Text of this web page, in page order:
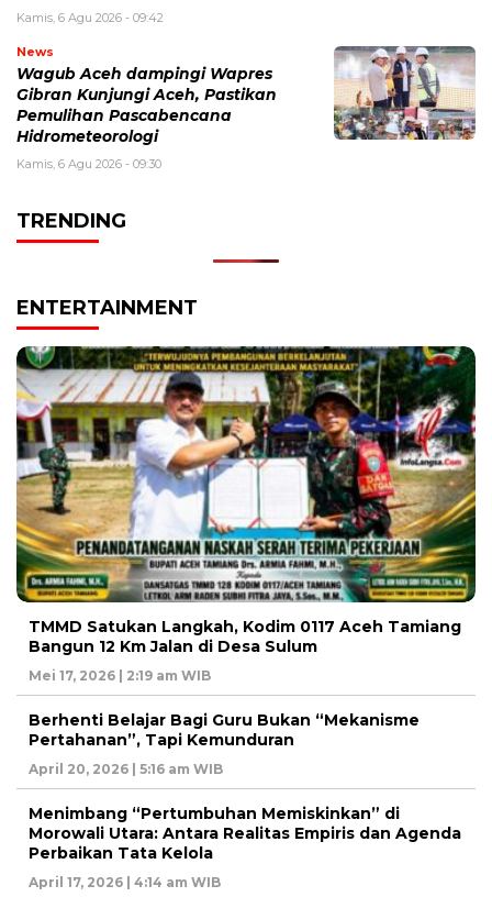
Kamis, 6 Agu 2026 - 09:42
News
Wagub Aceh dampingi Wapres
Gibran Kunjungi Aceh, Pastikan
Pemulihan Pascabencana
Hidrometeorologi
Kamis, 6 Agu 2026 - 09:30
TRENDING
ENTERTAINMENT
TMMD Satukan Langkah, Kodim 0117 Aceh Tamiang
Bangun 12 Km Jalan di Desa Sulum
Mei 17, 2026 | 2:19 am WIB
Berhenti Belajar Bagi Guru Bukan “Mekanisme
Pertahanan”, Tapi Kemunduran
April 20, 2026 | 5:16 am WIB
Menimbang “Pertumbuhan Memiskinkan” di
Morowali Utara: Antara Realitas Empiris dan Agenda
Perbaikan Tata Kelola
April 17, 2026 | 4:14 am WIB